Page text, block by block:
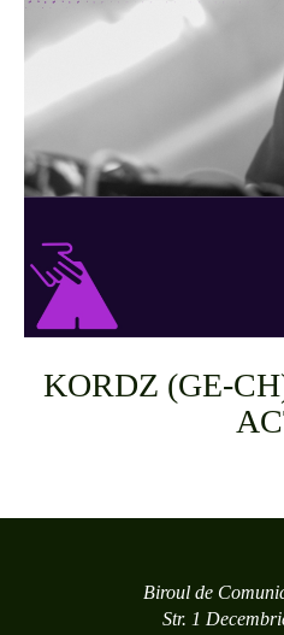
KORDZ (GE-
Biroul de
Str. 1